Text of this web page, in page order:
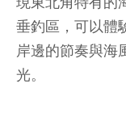
垂釣區，可以體
岸邊的節奏與海
光。